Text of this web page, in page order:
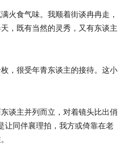
火食气味。我顺着街谈冉冉走，
，既有当然的灵秀，又有东谈主
，很受年青东谈主的接待。这小
谈主并列而立，对着镜头比出俏
让同伴襄理拍，我方或倚靠在老